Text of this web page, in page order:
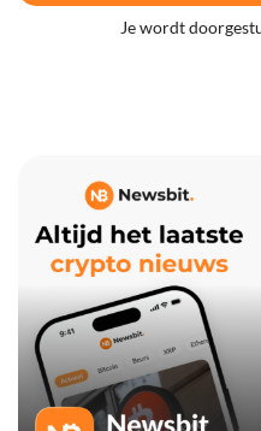
Je wordt